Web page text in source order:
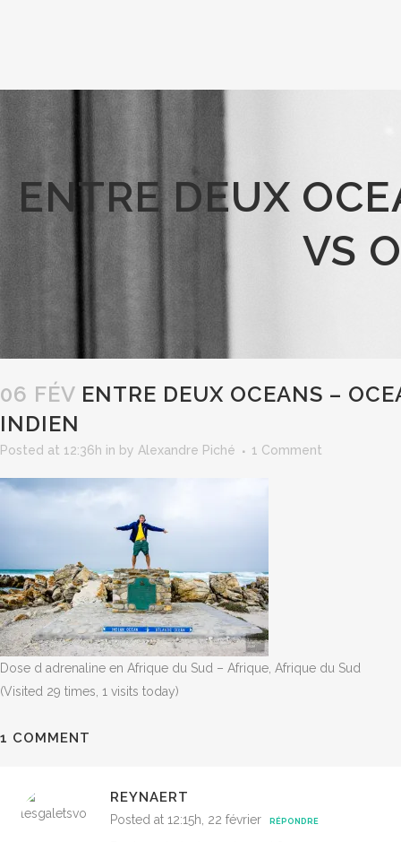
ENTRE DEUX
VS
06 FÉV ENTRE DEUX OCEANS –
INDIEN
Posted at 12:36h in by Alexandre Piché 1 Comment
Dose d adrenaline en Afrique du Sud – Afrique, Afrique du Sud
(Visited 29 times, 1 visits today)
1 COMMENT
REYNAERT
Posted at 12:15h, 22 février RÉPONDRE